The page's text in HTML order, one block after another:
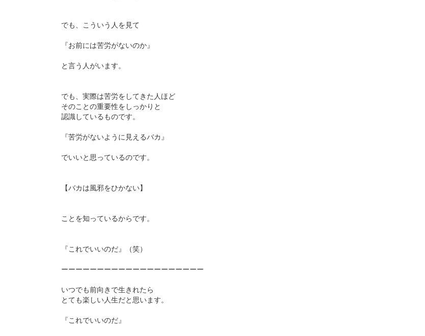
でも、こういう人を見て
『お前には苦労がないのか』
と言う人がいます。
でも、実際は苦労をしてきた人ほど
そのことの重要性をしっかりと
認識しているものです。
『苦労がないように見えるバカ』
でいいと思っているのです。
【バカは風邪をひかない】
ことを知っているからです。
『これでいいのだ』（笑）
ーーーーーーーーーーーーーーーーーーーー
いつでも前向きで生きれたら
とても楽しい人生だと思います。
『これでいいのだ』